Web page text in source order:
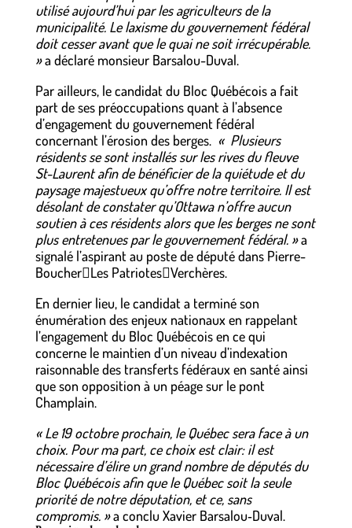
utilisé aujourd’hui par les agriculteurs de la
municipalité. Le laxisme du gouvernement fédéral
doit cesser avant que le quai ne soit irrécupérable.
»a déclaré monsieur Barsalou-Duval.
Par ailleurs, le candidat du Bloc Québécois a fait
part de ses préoccupations quant à l’absence
d’engagement du gouvernement fédéral
concernant l’érosion des berges. « Plusieurs
résidents se sont installés sur les rives du fleuve
St-Laurent afin de bénéficier de la quiétude et du
paysage majestueux qu’offre notre territoire. Il est
désolant de constater qu’Ottawa n’offre aucun
soutien à ces résidents alors que les berges ne sont
plus entretenues par le gouvernement fédéral. »a
signalé l’aspirant au poste de député dans Pierre-
BoucherLes PatriotesVerchères.
En dernier lieu, le candidat a terminé son
énumération des enjeux nationaux en rappelant
l’engagement du Bloc Québécois en ce qui
concerne le maintien d’un niveau d’indexation
raisonnable des transferts fédéraux en santé ainsi
que son opposition à un péage sur le pont
Champlain.
« Le 19 octobre prochain, le Québec sera face à un
choix. Pour ma part, ce choix est clair: il est
nécessaire d’élire un grand nombre de députés du
Bloc Québécois afin que le Québec soit la seule
priorité de notre députation, et ce, sans
compromis. »a conclu Xavier Barsalou‑Duval.